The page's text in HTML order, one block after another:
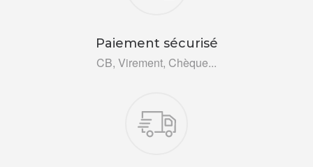
Paiement sécurisé
CB, Virement, Chèque...